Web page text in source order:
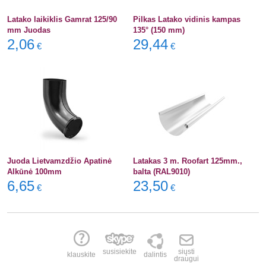
Latako laikiklis Gamrat 125/90
mm Juodas
2,06 €
Pilkas Latako vidinis kampas
135° (150 mm)
29,44 €
Juoda Lietvamzdžio Apatinė
Alkūnė 100mm
6,65 €
Latakas 3 m. Roofart 125mm.,
balta (RAL9010)
23,50 €
klauskite susisiekite dalintis
siųsti
draugui